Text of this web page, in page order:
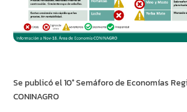
Se publicó el 10° Semáforo de Economías
CONINAGRO